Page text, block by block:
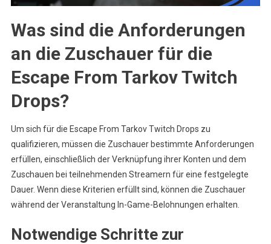
Was sind die Anforderungen
an die Zuschauer für die
Escape From Tarkov Twitch
Drops?
Um sich für die Escape From Tarkov Twitch Drops zu
qualifizieren, müssen die Zuschauer bestimmte Anforderungen
erfüllen, einschließlich der Verknüpfung ihrer Konten und dem
Zuschauen bei teilnehmenden Streamern für eine festgelegte
Dauer. Wenn diese Kriterien erfüllt sind, können die Zuschauer
während der Veranstaltung In-Game-Belohnungen erhalten.
Notwendige Schritte zur